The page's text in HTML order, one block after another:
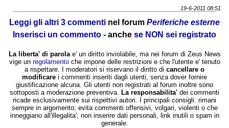
19-6-2011 08:51
Leggi gli altri 3 commenti nel forum Periferiche esterne
Inserisci un commento - anche se NON sei registrato
La liberta' di parolae' un diritto inviolabile, ma nei forum di Zeus News
vige un regolamentoche impone delle restrizioni e che l'utente e' tenuto
a rispettare. I moderatori si riservano il diritto di cancellare o
modificare i commenti inseriti dagli utenti, senza dover fornire
giustificazione alcuna. Gli utenti non registrati al forum inoltre sono
sottoposti a moderazione preventiva. La responsabilita' dei commenti
ricade esclusivamente sui rispettivi autori. I principali consigli: rimani
sempre in argomento; evita commenti offensivi, volgari, violenti o che
inneggiano all'illegalita'; non inserire dati personali, link inutili o spam in
generale.